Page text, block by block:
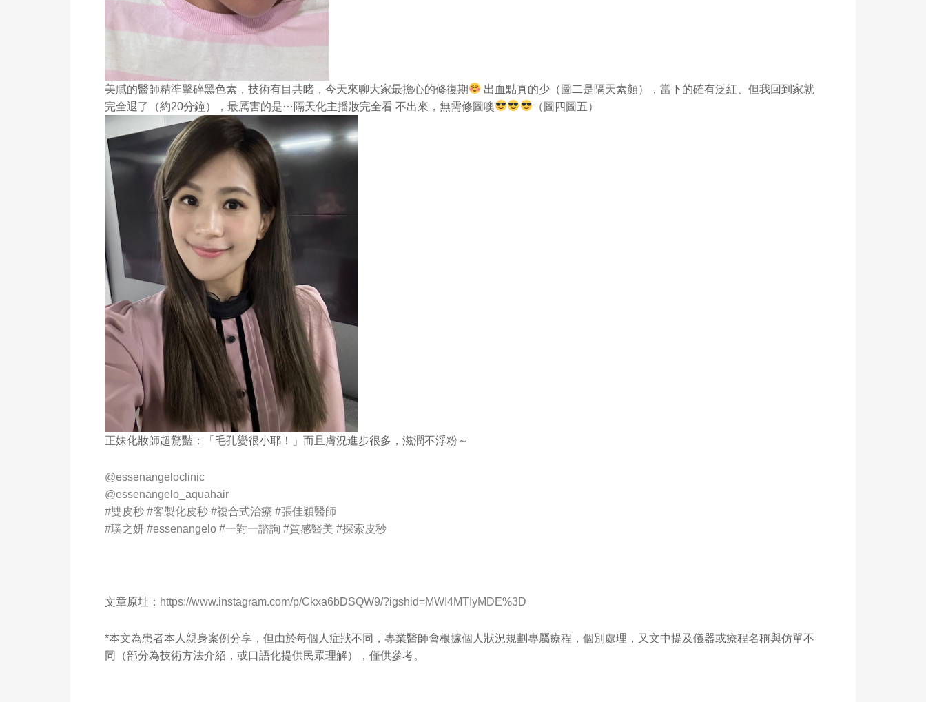
美膩的醫師精準擊碎黑色素，技術有目共睹，今天來聊大家最擔心的修復期
出血點真的少（圖二是隔天素顏），當下的確有泛紅、但我回到家就
完全退了（約20分鐘），最厲害的是⋯隔天化主播妝完全看 不出來，無需修圖噢
（圖四圖五）
正妹化妝師超驚豔：「毛孔變很小耶！」而且膚況進步很多，滋潤不浮粉～
@essenangeloclinic
@essenangelo_aquahair
#雙皮秒 #客製化皮秒 #複合式治療 #張佳穎醫師
#璞之妍 #essenangelo #一對一諮詢 #質感醫美 #探索皮秒
文章原址： https://www.instagram.com/p/Ckxa6bDSQW9/?igshid=MWI4MTIyMDE%3D
*本文為患者本人親身案例分享，但由於每個人症狀不同，專業醫師會根據個人狀況規劃專屬療程，個別處理，又文中提及儀器或療程名稱與仿單不
同（部分為技術方法介紹，或口語化提供民眾理解），僅供參考。